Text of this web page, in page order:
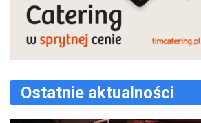
Ostatnie aktualności